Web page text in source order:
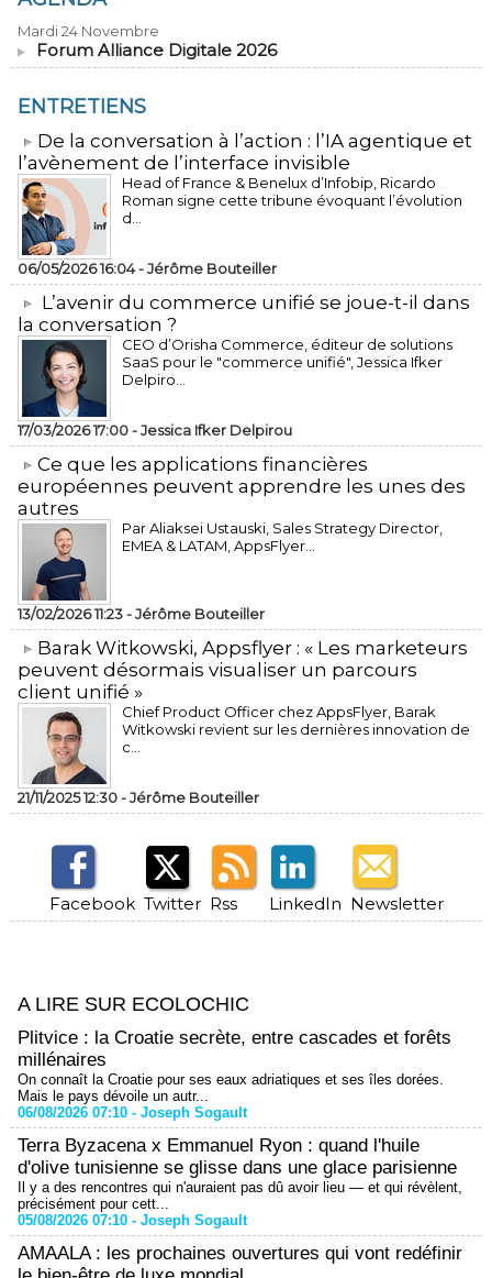
Mardi 24 Novembre
Forum Alliance Digitale 2026
ENTRETIENS
​De la conversation à l’action : l’IA agentique et
l’avènement de l’interface invisible
Head of France & Benelux d’Infobip, Ricardo
Roman signe cette tribune évoquant l’évolution
d...
06/05/2026 16:04 -Jérôme Bouteiller
L’avenir du commerce unifié se joue-t-il dans
la conversation ?
CEO d’Orisha Commerce, éditeur de solutions
SaaS pour le "commerce unifié", Jessica Ifker
Delpiro...
17/03/2026 17:00 -Jessica Ifker Delpirou
​Ce que les applications financières
européennes peuvent apprendre les unes des
autres
Par Aliaksei Ustauski, Sales Strategy Director,
EMEA & LATAM, AppsFlyer...
13/02/2026 11:23 -Jérôme Bouteiller
​Barak Witkowski, Appsflyer : « Les marketeurs
peuvent désormais visualiser un parcours
client unifié »
Chief Product Officer chez AppsFlyer, ​Barak
Witkowski revient sur les dernières innovation de
c...
21/11/2025 12:30 -Jérôme Bouteiller
Facebook Twitter Rss LinkedIn Newsletter
A LIRE SUR ECOLOCHIC
Plitvice : la Croatie secrète, entre cascades et forêts
millénaires
On connaît la Croatie pour ses eaux adriatiques et ses îles dorées.
Mais le pays dévoile un autr...
06/08/2026 07:10 - Joseph Sogault
Terra Byzacena x Emmanuel Ryon : quand l'huile
d'olive tunisienne se glisse dans une glace parisienne
Il y a des rencontres qui n'auraient pas dû avoir lieu — et qui révèlent,
précisément pour cett...
05/08/2026 07:10 - Joseph Sogault
AMAALA : les prochaines ouvertures qui vont redéfinir